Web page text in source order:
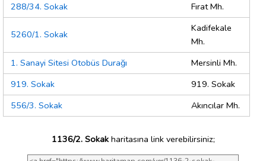
288/34. Sokak
Fırat Mh.
5260/1. Sokak
Kadifekale
Mh.
1. Sanayi Sitesi Otobüs Durağı
Mersinli Mh.
919. Sokak
919. Sokak
556/3. Sokak
Akıncılar Mh.
1136/2. Sokakharitasına link verebilirsiniz;